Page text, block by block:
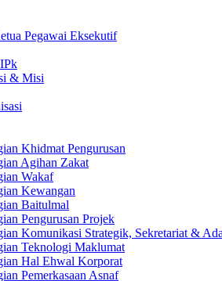
Pegawai Eksekutif
& Misi
Khidmat Pengurusan
Agihan Zakat
Wakaf
Kewangan
Baitulmal
Pengurusan Projek
Komunikasi Strategik, Sekretariat &
Teknologi Maklumat
Hal Ehwal Korporat
Pemerkasaan Asnaf